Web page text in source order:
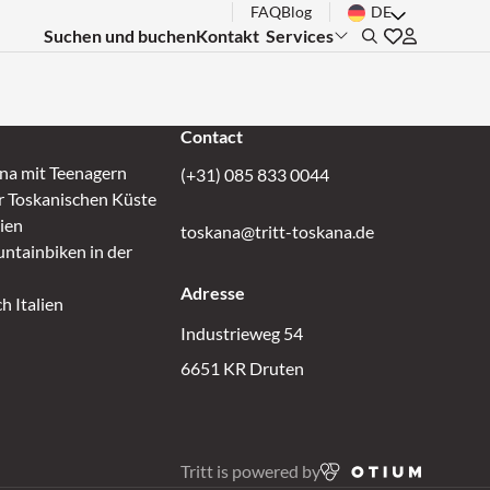
Suchen und buchenKontakt Submenu:
Services Search
Gehen Sie
Inloggen
FAQBlog DE
mit Teenagern
Küste
in der
Italien
Contact
(+31) 085 833 0044
toskana@tritt-toskana.de
Adresse
Industrieweg 54
6651 KR Druten
Tritt is powered by